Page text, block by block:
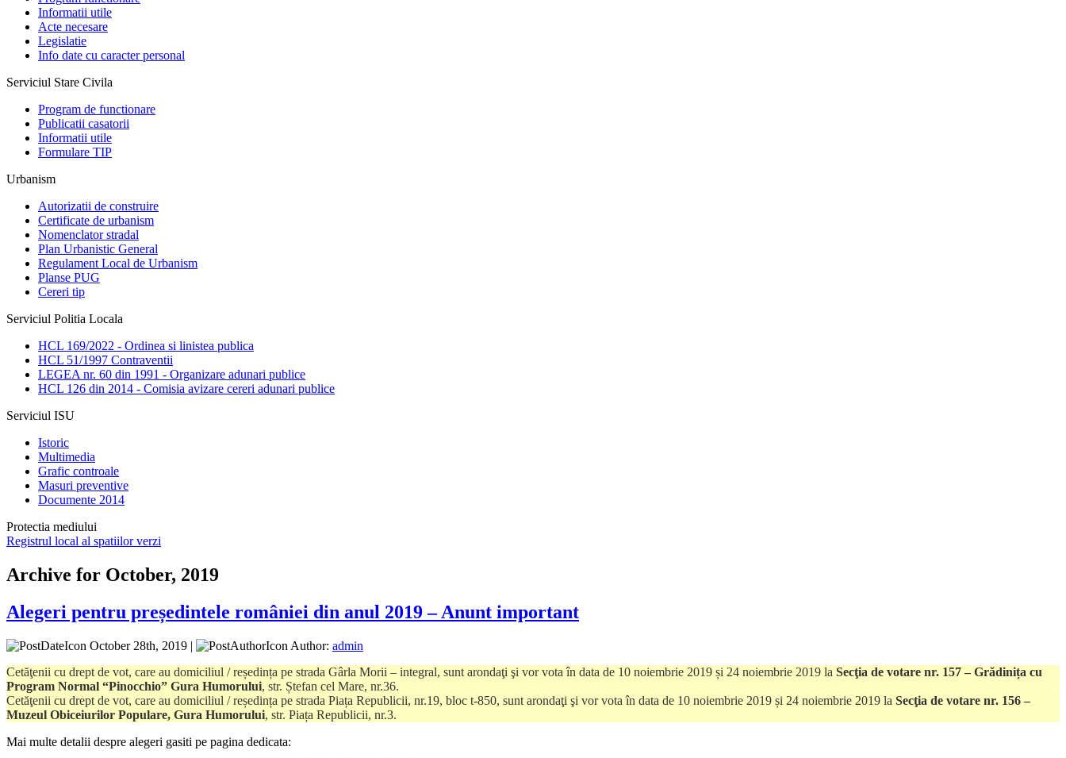
Informatii utile
Acte necesare
Legislatie
Info date cu caracter personal
Serviciul Stare Civila
Program de functionare
Publicatii casatorii
Informatii utile
Formulare TIP
Urbanism
Autorizatii de construire
Certificate de urbanism
Nomenclator stradal
Plan Urbanistic General
Regulament Local de Urbanism
Planse PUG
Cereri tip
Serviciul Politia Locala
HCL 169/2022 - Ordinea si linistea publica
HCL 51/1997 Contraventii
LEGEA nr. 60 din 1991 - Organizare adunari publice
HCL 126 din 2014 - Comisia avizare cereri adunari publice
Serviciul ISU
Istoric
Multimedia
Grafic controale
Masuri preventive
Documente 2014
Protectia mediului
Registrul local al spatiilor verzi
Archive for October, 2019
Alegeri pentru președintele româniei din anul 2019 – Anunt important
October 28th, 2019 | Author: admin
Cetăţenii cu drept de vot, care au domiciliul / reședința pe strada Gârla Morii – integral, sunt arondaţi şi vor vota în data de 10 noiembrie 2019 și 24 noiembrie 2019 la Secţia de votare nr. 157 – Grădinița cu
Program Normal “Pinocchio” Gura Humorului, str. Ștefan cel Mare, nr.36.
Cetăţenii cu drept de vot, care au domiciliul / reședința pe strada Piața Republicii, nr.19, bloc t-850, sunt arondaţi şi vor vota în data de 10 noiembrie 2019 și 24 noiembrie 2019 la Secţia de votare nr. 156 –
Muzeul Obiceiurilor Populare, Gura Humorului, str. Piața Republicii, nr.3.
Mai multe detalii despre alegeri gasiti pe pagina dedicata: